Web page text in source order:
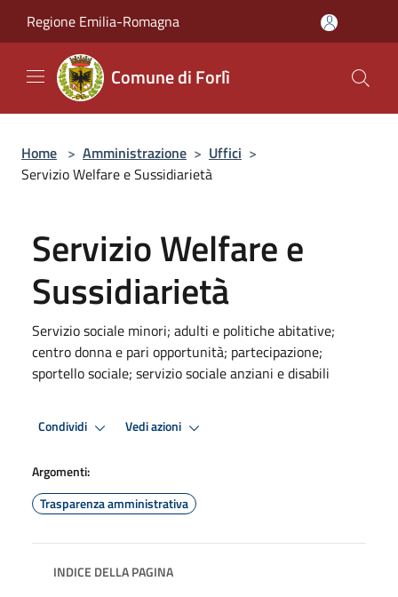
Regione Emilia-Romagna
Comune di Forlì
Home > Amministrazione > Uffici >
Servizio Welfare e Sussidiarietà
Servizio Welfare e
Sussidiarietà
Servizio sociale minori; adulti e politiche abitative;
centro donna e pari opportunità; partecipazione;
sportello sociale; servizio sociale anziani e disabili
Condividi Vedi azioni
Argomenti:
Trasparenza amministrativa
INDICE DELLA PAGINA